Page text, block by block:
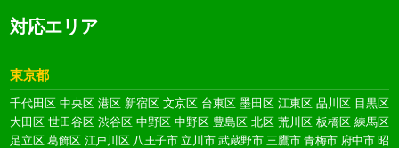
対応エリア
東京都
千代田区 中央区 港区 新宿区 文京区 台東区 墨田区 江東区 品川区 目黒区
大田区 世田谷区 渋谷区 中野区 中野区 豊島区 北区 荒川区 板橋区 練馬区
足立区 葛飾区 江戸川区 八王子市 立川市 武蔵野市 三鷹市 青梅市 府中市 昭